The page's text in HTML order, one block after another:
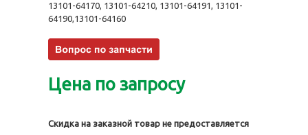
13101-64170, 13101-64210, 13101-64191, 13101-
64190,13101-64160
Цена по запросу
Скидка на заказной товар не предоставляется